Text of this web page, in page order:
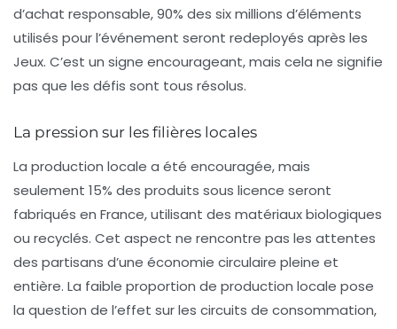
d’achat responsable, 90% des six millions d’éléments
utilisés pour l’événement seront redeployés après les
Jeux. C’est un signe encourageant, mais cela ne signifie
pas que les défis sont tous résolus.
La pression sur les filières locales
La production locale a été encouragée, mais
seulement 15% des produits sous licence seront
fabriqués en France, utilisant des matériaux biologiques
ou recyclés. Cet aspect ne rencontre pas les attentes
des partisans d’une économie circulaire pleine et
entière. La faible proportion de production locale pose
la question de l’effet sur les circuits de consommation,